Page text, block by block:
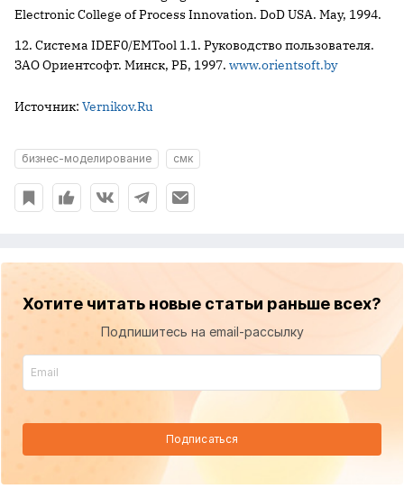
Electronic College of Process Innovation. DoD USA. May, 1994.
12. Система IDEF0/EMTool 1.1. Руководство пользователя.
ЗАО Ориентсофт. Минск, РБ, 1997. www.orientsoft.by
Источник: Vernikov.Ru
бизнес-моделирование смк
Хотите читать новые статьи раньше всех?
Подпишитесь на email-рассылку
Подписаться